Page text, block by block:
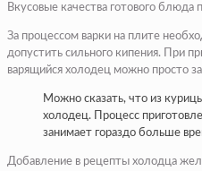
Вкусовые качества готового
За процессом варки на плите
допустить сильного кипения. При
варящийся холодец можно просто
Можно сказать, что из
холодец. Процесс
занимает гораздо больше
Добавление в рецепты холодца